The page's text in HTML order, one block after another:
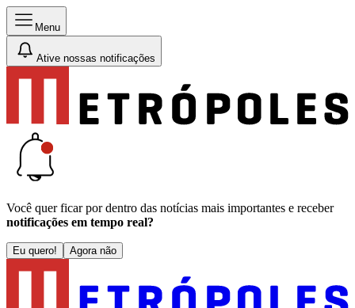
Menu
Ative nossas notificações
Você quer ficar por dentro das notícias mais importantes e receber
notificações em tempo real?
Eu quero! Agora não